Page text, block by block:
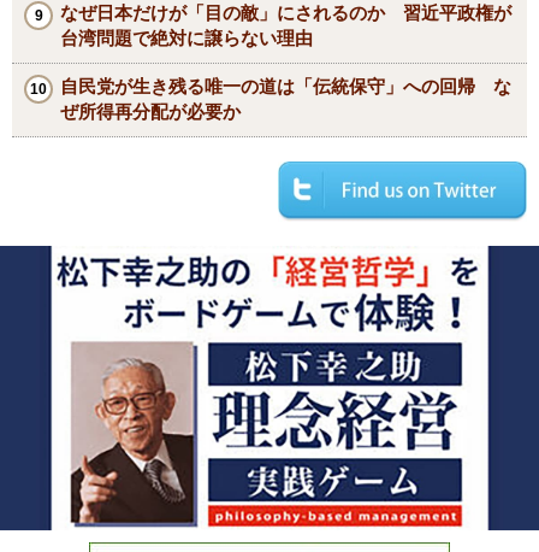
なぜ日本だけが「目の敵」にされるのか 習近平政権が
台湾問題で絶対に譲らない理由
自民党が生き残る唯一の道は「伝統保守」への回帰 な
ぜ所得再分配が必要か